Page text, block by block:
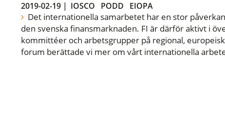
2019-02-19| IOSCO PODD EIOPA
Det internationella samarbetet har en stor
den svenska finansmarknaden. FI är därför aktivt i
kommittéer och arbetsgrupper på regional,
forum berättade vi mer om vårt internationella